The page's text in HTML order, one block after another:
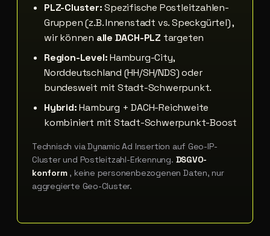
PLZ-Cluster:Spezifische Postleitzahlen-
Gruppen (z.B. Innenstadt vs. Speckgürtel) ,
wir können alle DACH-PLZ targeten
Region-Level:Hamburg-City,
Norddeutschland (HH/SH/NDS) oder
bundesweit mit Stadt-Schwerpunkt.
Hybrid:Hamburg + DACH-Reichweite
kombiniert mit Stadt-Schwerpunkt-Boost
Technisch via Dynamic Ad Insertion auf Geo-IP-
Cluster und Postleitzahl-Erkennung. DSGVO-
konform, keine personenbezogenen Daten, nur
aggregierte Geo-Cluster.